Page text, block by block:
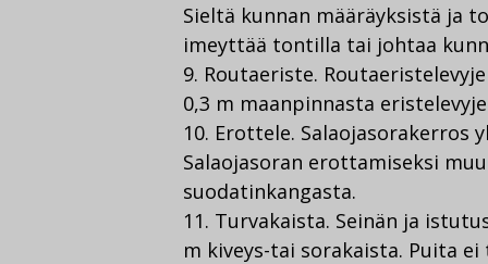
Sieltä kunnan määräyksistä ja
imeyttää tontilla tai johtaa
9. Routaeriste.
0,3 m maanpinnasta
10. Erottele. Salaojasorakerros
Salaojasoran erottamiseksi
suodatinkangasta.
11. Turvakaista. Seinän ja
m kiveys-tai sorakaista. Puita